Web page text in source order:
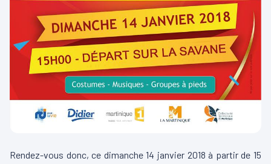
Rendez-vous donc, ce dimanche 14 janvier 2018 à partir de 15